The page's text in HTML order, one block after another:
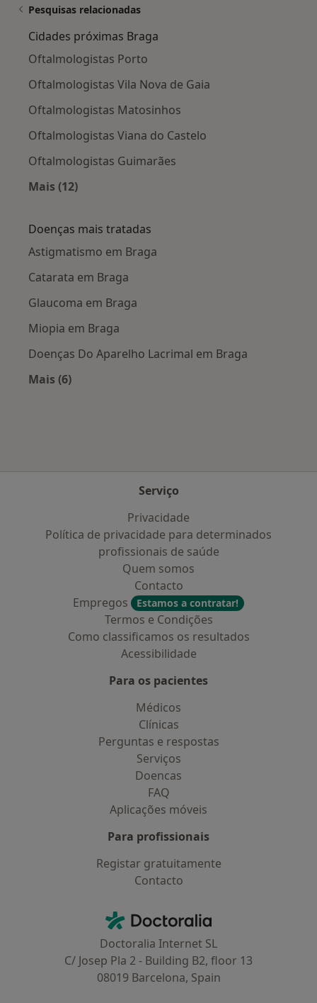
Pesquisas relacionadas
Cidades próximas Braga
Oftalmologistas Porto
Oftalmologistas Vila Nova de Gaia
Oftalmologistas Matosinhos
Oftalmologistas Viana do Castelo
Oftalmologistas Guimarães
Mais (12)
Doenças mais tratadas
Astigmatismo em Braga
Catarata em Braga
Glaucoma em Braga
Miopia em Braga
Doenças Do Aparelho Lacrimal em Braga
Mais (6)
Serviço
Privacidade
Política de privacidade para determinados
profissionais de saúde
Quem somos
Contacto
Empregos
Estamos a contratar!
Termos e Condições
Como classificamos os resultados
Acessibilidade
Para os pacientes
Médicos
Clínicas
Perguntas e respostas
Serviços
Doencas
FAQ
Aplicações móveis
Para profissionais
Registar gratuitamente
Contacto
Doctoralia - Homepage
Doctoralia Internet SL
C/ Josep Pla 2 - Building B2, floor 13
08019 Barcelona, Spain